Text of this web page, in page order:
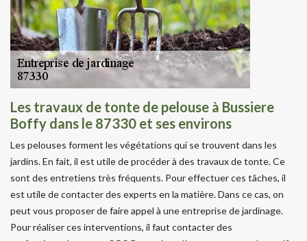
Les travaux de tonte de pelouse à Bussiere
Boffy dans le 87330 et ses environs
Les pelouses forment les végétations qui se trouvent dans les
jardins. En fait, il est utile de procéder à des travaux de tonte. Ce
sont des entretiens très fréquents. Pour effectuer ces tâches, il
est utile de contacter des experts en la matière. Dans ce cas, on
peut vous proposer de faire appel à une entreprise de jardinage.
Pour réaliser ces interventions, il faut contacter des